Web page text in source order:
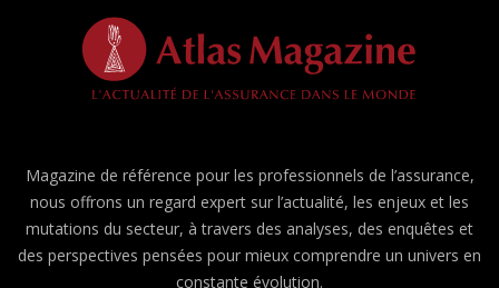
Magazine de référence pour les professionnels de l’assurance,
nous offrons un regard expert sur l’actualité, les enjeux et les
mutations du secteur, à travers des analyses, des enquêtes et
des perspectives pensées pour mieux comprendre un univers en
constante évolution.